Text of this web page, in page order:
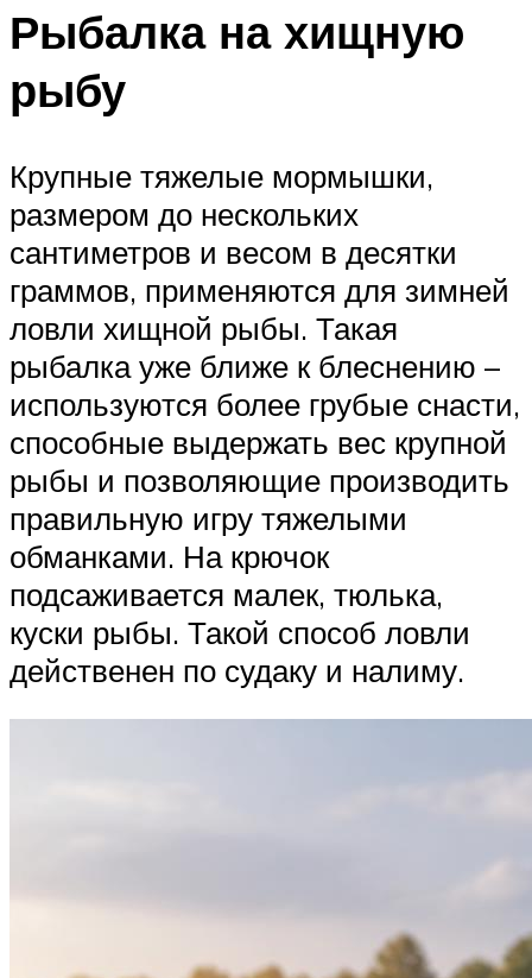
Рыбалка на хищную
рыбу
Крупные тяжелые мормышки,
размером до нескольких
сантиметров и весом в десятки
граммов, применяются для зимней
ловли хищной рыбы. Такая
рыбалка уже ближе к блеснению –
используются более грубые снасти,
способные выдержать вес крупной
рыбы и позволяющие производить
правильную игру тяжелыми
обманками. На крючок
подсаживается малек, тюлька,
куски рыбы. Такой способ ловли
действенен по судаку и налиму.